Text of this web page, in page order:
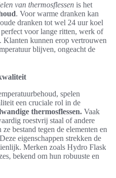
van thermosflessen is het
. Voor warme dranken kan
dranken tot wel 24 uur koel
voor lange ritten, werk of
kunnen erop vertrouwen
blijven, ongeacht de
spelen
een cruciale rol in de
thermosflessen. Vaak
roestvrij staal of andere
bestand tegen de elementen en
eigenschappen strekken de
Merken zoals Hydro Flask
bekend om hun robuuste en